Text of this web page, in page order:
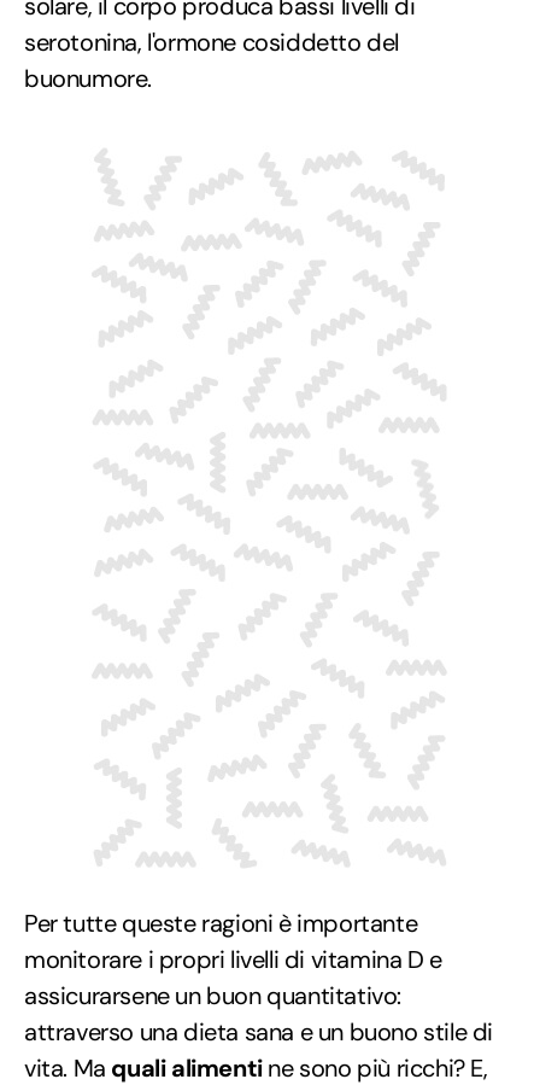
serotonina, l'ormone cosiddetto del
buonumore.
Per tutte queste ragioni è importante
monitorare i propri livelli di vitamina D e
assicurarsene un buon quantitativo:
attraverso una dieta sana e un buono stile di
vita. Ma quali alimentine sono più ricchi? E,